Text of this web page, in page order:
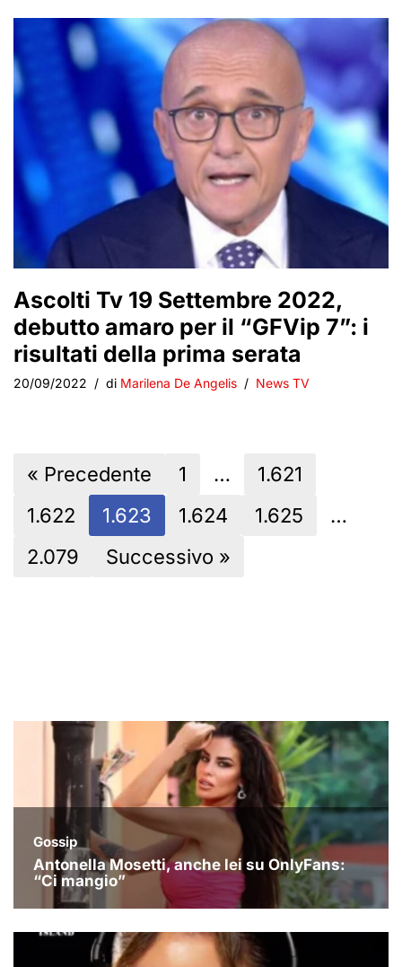
Ascolti Tv 19 Settembre 2022,
debutto amaro per il “GFVip 7”: i
risultati della prima serata
20/09/2022 di Marilena De Angelis News TV
« Precedente 1 …
1.621
1.622
1.623 1.624 1.625
…
2.079
Successivo »